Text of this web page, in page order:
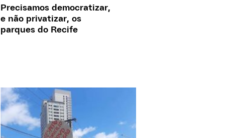
Precisamos democratizar,
e não privatizar, os
parques do Recife